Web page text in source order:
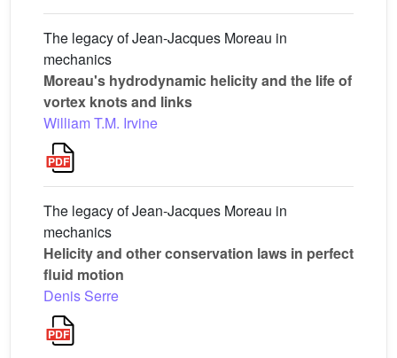
The legacy of Jean-Jacques Moreau in
mechanics
Moreau's hydrodynamic helicity and the life of
vortex knots and links
William T.M. Irvine
The legacy of Jean-Jacques Moreau in
mechanics
Helicity and other conservation laws in perfect
fluid motion
Denis Serre